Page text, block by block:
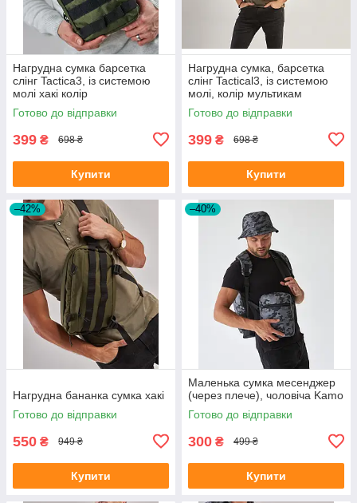
Нагрудна сумка барсетка
слінг Tactica3, із системою
молі хакі колір
Готово до відправки
399 ₴ 698 ₴
Купити
Нагрудна сумка, барсетка
слінг Tactical3, із системою
молі, колір мультикам
Готово до відправки
399 ₴ 698 ₴
Купити
–42%
Нагрудна бананка сумка хакі
Готово до відправки
550 ₴ 949 ₴
Купити
–40%
Маленька сумка месенджер
(через плече), чоловіча Kamo
Готово до відправки
300 ₴ 499 ₴
Купити